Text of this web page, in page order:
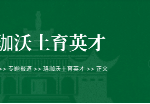
沃土育英才
专题报道 >>珞珈沃土育英才 >> 正文